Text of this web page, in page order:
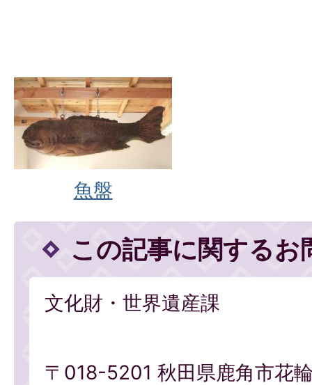
魚盤
この記事に関するお
文化財・世界遺産課
〒018-5201 秋田県鹿角市花